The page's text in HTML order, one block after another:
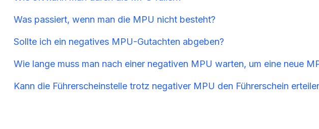
Was passiert, wenn man die MPU nicht besteht?
Sollte ich ein negatives MPU-Gutachten abgeben?
Wie lange muss man nach einer negativen MPU warten, um eine neue
Kann die Führerscheinstelle trotz negativer MPU den Führerschein